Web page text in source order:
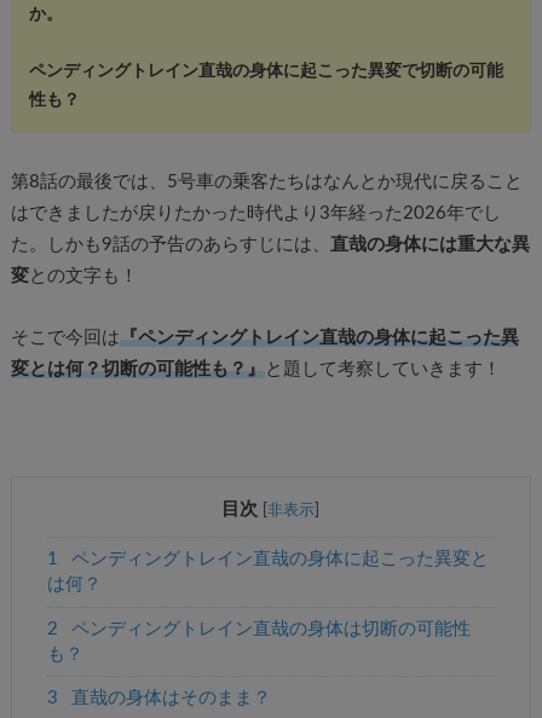
か。
ペンディングトレイン直哉の身体に起こった異変で切断の可能
性も？
第8話の最後では、5号車の乗客たちはなんとか現代に戻ること
はできましたが戻りたかった時代より3年経った2026年でし
た。しかも9話の予告のあらすじには、 直哉の身体には重大な異
変との文字も！
そこで今回は『ペンディングトレイン直哉の身体に起こった異
変とは何？切断の可能性も？』と題して考察していきます！
目次 [非表示
1
ペンディングトレイン直哉の身体に起こった異変と
は何？
2
ペンディングトレイン直哉の身体は切断の可能性
も？
3 直哉の身体はそのまま？